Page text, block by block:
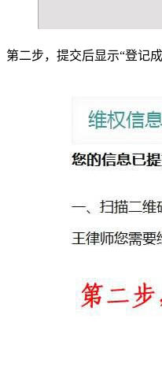
第二步，提交后显示“登记